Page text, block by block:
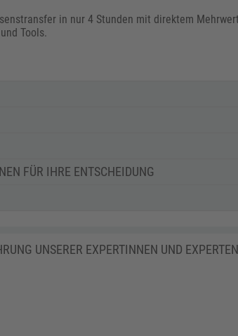
in nur 4 Stunden mit direktem
Tools.
FÜR IHRE ENTSCHEIDUNG
UNSERER EXPERTINNEN UND EXPERTEN